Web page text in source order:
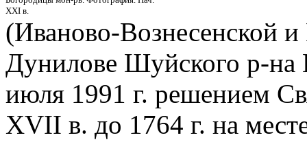
XXI в.
(Иваново-Вознесенской
Дунилове Шуйского р-на
июля 1991 г. решением
XVII в. до 1764 г. на